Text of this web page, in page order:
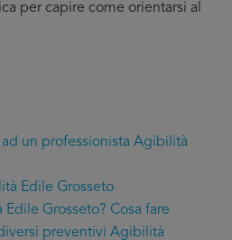
per capire come orientarsi al
un professionista Agibilità
Edile Grosseto
Grosseto? Cosa fare
preventivi Agibilità